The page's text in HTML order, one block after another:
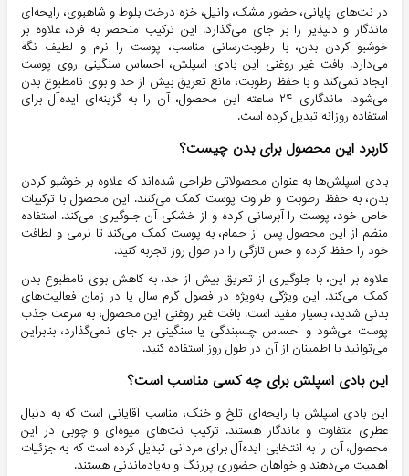
در نت‌های پایانی، حضور مشک، وانیل، خزه درخت بلوط و شاهبوی، رایحه‌ای
ماندگار و دلپذیر را بر جای می‌گذارد. این ترکیب منحصر به فرد، علاوه بر
خوشبو کردن بدن، با رطوبت‌رسانی مناسب، پوست را نرم و لطیف نگه
می‌دارد. بافت غیر روغنی این بادی اسپلش، احساس سنگینی روی پوست
ایجاد نمی‌کند و با حفظ رطوبت، مانع تعریق بیش از حد و بوی نامطبوع بدن
می‌شود. ماندگاری ۲۴ ساعته این محصول، آن را به گزینه‌ای ایده‌آل برای
استفاده روزانه تبدیل کرده است.
کاربرد این محصول برای بدن چیست؟
بادی اسپلش‌ها به عنوان محصولاتی طراحی شده‌اند که علاوه بر خوشبو کردن
بدن، به حفظ رطوبت و طراوت پوست کمک می‌کنند. این محصول با ترکیبات
خاص خود، پوست را آبرسانی کرده و از خشکی آن جلوگیری می‌کند. استفاده
منظم از این محصول پس از حمام، به پوست کمک می‌کند تا نرمی و لطافت
خود را حفظ کرده و حس تازگی را در طول روز تجربه کنید.
علاوه بر این، با جلوگیری از تعریق بیش از حد، به کاهش بوی نامطبوع بدن
کمک می‌کند. این ویژگی به‌ویژه در فصول گرم سال یا در زمان فعالیت‌های
بدنی شدید، بسیار مفید است. بافت غیر روغنی این محصول، به سرعت جذب
پوست می‌شود و احساس چسبندگی یا سنگینی بر جای نمی‌گذارد، بنابراین
می‌توانید با اطمینان از آن در طول روز استفاده کنید.
این بادی اسپلش برای چه کسی مناسب است؟
این بادی اسپلش با رایحه‌ای تلخ و خنک، مناسب آقایانی است که به دنبال
عطری متفاوت و ماندگار هستند. ترکیب نت‌های میوه‌ای و چوبی در این
محصول، آن را به انتخابی ایده‌آل برای مردانی تبدیل کرده است که به جزئیات
اهمیت می‌دهند و خواهان حضوری پررنگ و به‌یادماندنی هستند.